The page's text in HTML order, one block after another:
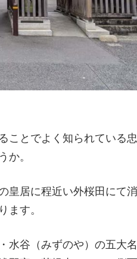
ことでよく知られている
か。
居に程近い外桜田にて消
ます。
水谷（みずのや）の五大